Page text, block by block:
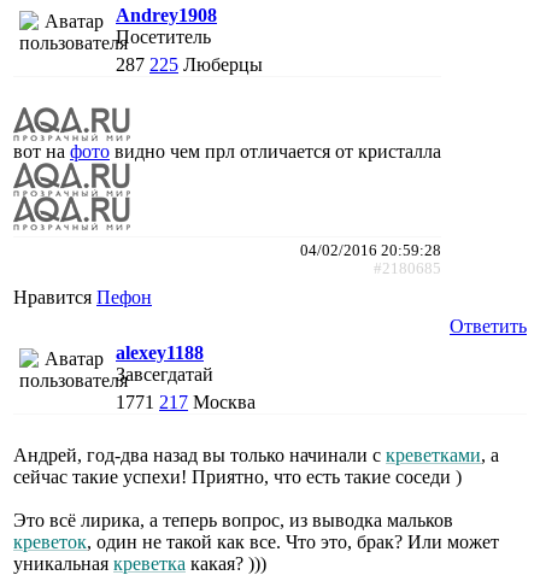
Andrey1908
Посетитель
287 225 Люберцы
вот на фото видно чем прл отличается от кристалла
04/02/2016 20:59:28
#2180685
Нравится Пефон
Ответить
alexey1188
Завсегдатай
1771 217 Москва
Андрей, год-два назад вы только начинали с креветками, а
сейчас такие успехи! Приятно, что есть такие соседи )
Это всё лирика, а теперь вопрос, из выводка мальков
креветок, один не такой как все. Что это, брак? Или может
уникальная креветка какая? )))